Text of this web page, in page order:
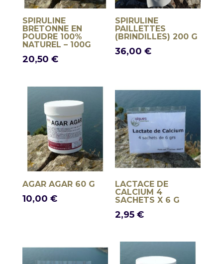
SPIRULINE
BRETONNE EN
POUDRE 100%
NATUREL – 100G
20,50 €
SPIRULINE
PAILLETTES
(BRINDILLES) 200 G
36,00€
AGAR AGAR 60 G
10,00 €
LACTACE DE
CALCIUM 4
SACHETS X 6 G
2,95€